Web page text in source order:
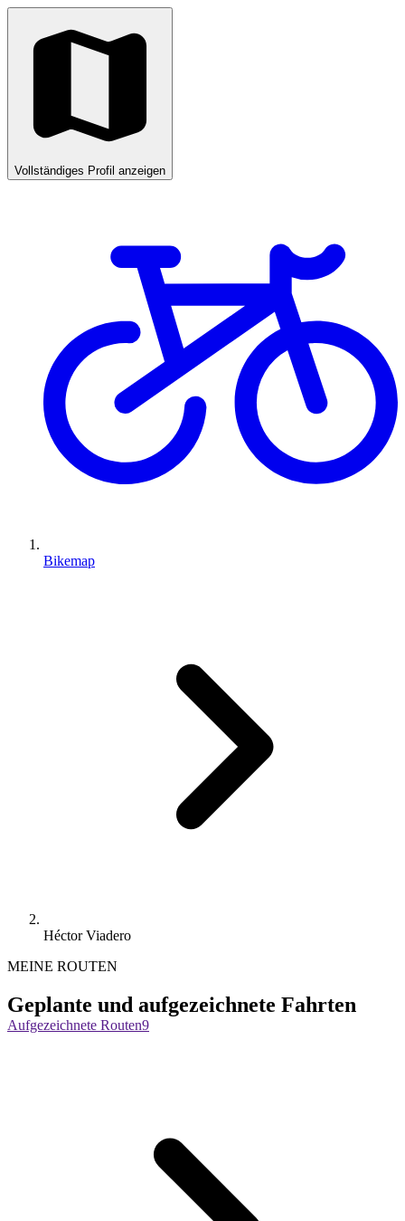
Vollständiges Profil anzeigen
Bikemap
Héctor Viadero
MEINE ROUTEN
Geplante und aufgezeichnete Fahrten
Aufgezeichnete Routen9